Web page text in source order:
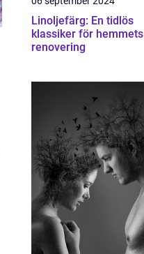
Linoljefärg: En tidlös
klassiker för hemmets
renovering